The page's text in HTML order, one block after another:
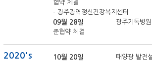
협약 체결
- 광주광역정신건강복지센터
09월 28일
광주기독병
준협약 체결
2020's 10월 20일
태양광 발전